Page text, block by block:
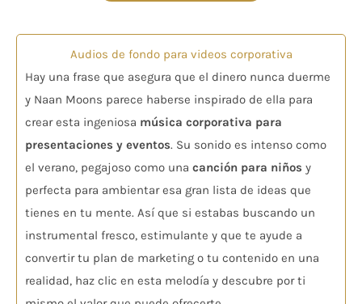
Audios de fondo para videos corporativa
Hay una frase que asegura que el dinero nunca duerme
y Naan Moons parece haberse inspirado de ella para
crear esta ingeniosa música corporativa para
presentaciones y eventos. Su sonido es intenso como
el verano, pegajoso como una canción para niños y
perfecta para ambientar esa gran lista de ideas que
tienes en tu mente. Así que si estabas buscando un
instrumental fresco, estimulante y que te ayude a
convertir tu plan de marketing o tu contenido en una
realidad, haz clic en esta melodía y descubre por ti